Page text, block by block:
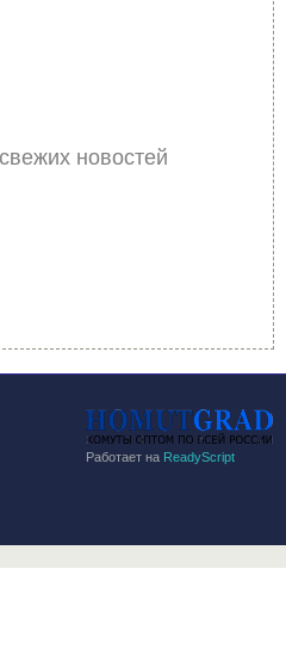
новостей
Работает на ReadyScript